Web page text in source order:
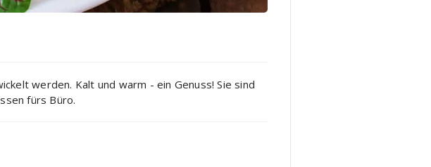
werden. Kalt und warm - ein Genuss! Sie sind
fürs Büro.